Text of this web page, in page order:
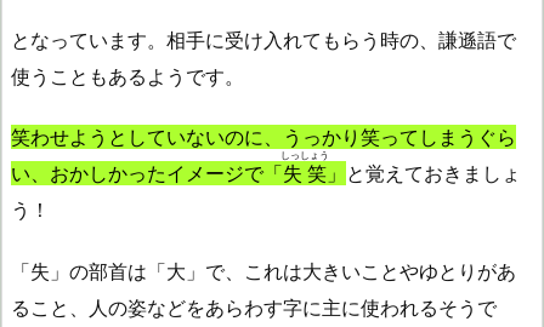
となっています。相手に受け入れてもらう時の、謙遜語で
使うこともあるようです。
笑わせようとしていないのに、うっかり笑ってしまうぐら
い、おかしかったイメージで「失笑
しっしょう
」 と覚えておきましょ
う！
「失」の部首は「大」で、これは大きいことやゆとりがあ
ること、人の姿などをあらわす字に主に使われるそうで